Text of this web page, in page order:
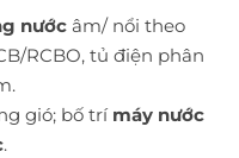
nước âm/ nổi theo
RCBO, tủ điện phân
gió; bố trí máy nước
.